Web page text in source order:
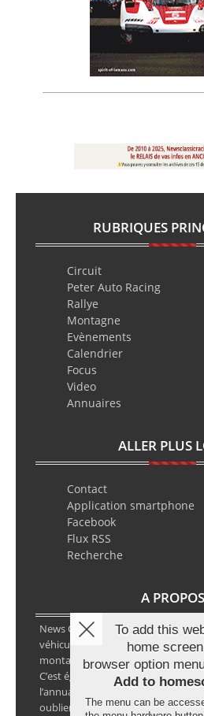
RUBRIQUES
Circuit
Peter Auto Racing
Rallye
Montagne
Evènements
Calendrier
Focus
Video
Annuaires
ALLER PLUS
Contact
Application smartphone
Facebook
Flux RSS
Recherche
A PROPOS
News Classic Racing est le portail
véhicule historique. Que ce soit en
montagne, vous y retrouverez les
C’est également le calendrier des
l’annuaire des spécialistes de la
oublier les petites annonces avec
To add this
home
browser option
Add to
The menu can be